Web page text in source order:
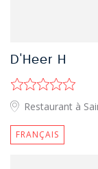
D'Heer H
Restaurant à
FRANÇAIS